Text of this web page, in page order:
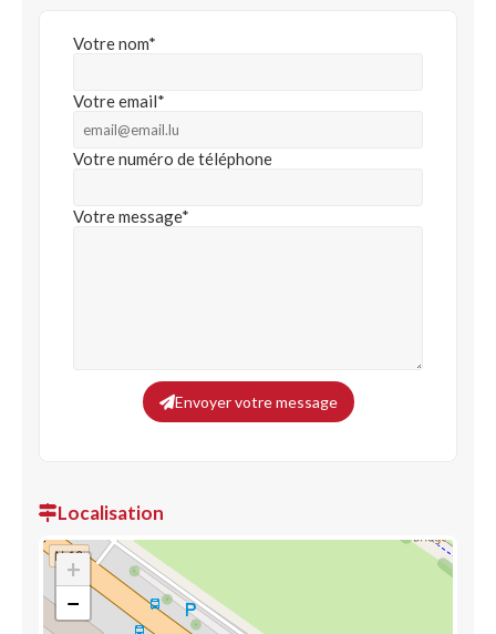
Votre nom*
Votre email*
Votre numéro de téléphone
Votre message*
Envoyer votre message
Localisation
+
−